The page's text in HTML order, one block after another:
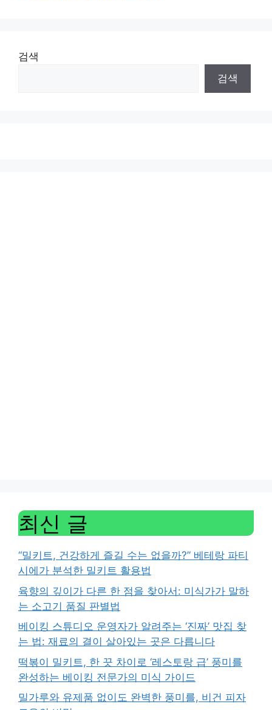
검색
검색
최신 글
“밀키트, 건강하게 즐길 수는 없을까?” 베테랑 파티
시에가 분석한 밀키트 활용법
육향의 깊이가 다른 한 점을 찾아서: 미식가가 말하
는 소고기 품질 판별법
베이킹 스튜디오 운영자가 알려주는 ‘진짜’ 맛집 찾
는 법: 재료의 결이 살아있는 곳은 다릅니다
떡볶이 밀키트, 한 끗 차이로 ‘레스토랑 급’ 풍미를
완성하는 베이킹 전문가의 미식 가이드
밀가루와 유제품 없이도 완벽한 풍미를, 비건 피자